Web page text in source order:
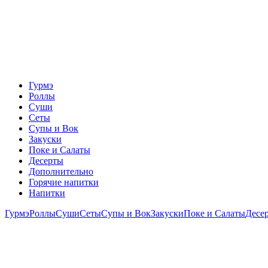
Гурмэ
Роллы
Суши
Сеты
Супы и Вок
Закуски
Поке и Салаты
Десерты
Дополнительно
Горячие напитки
Напитки
ГурмэРоллыСушиСетыСупы и ВокЗакускиПоке и Салаты